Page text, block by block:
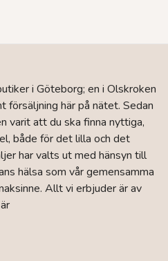
i Göteborg; en i Olskroken
försäljning här på nätet. Sedan
varit att du ska finna nyttiga,
både för det lilla och det
har valts ut med hänsyn till
hälsa som vår gemensamma
Allt vi erbjuder är av